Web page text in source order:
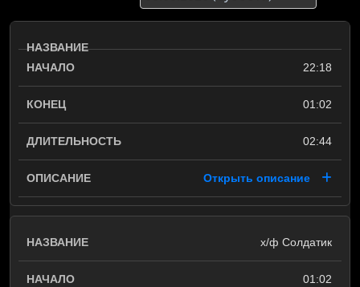
22:18
01:02
02:44
Открыть описание
х/ф Солдатик
01:02